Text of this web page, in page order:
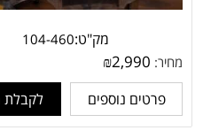
מק"ט:104-460
מחיר:
₪2,990
פרטים נוספים